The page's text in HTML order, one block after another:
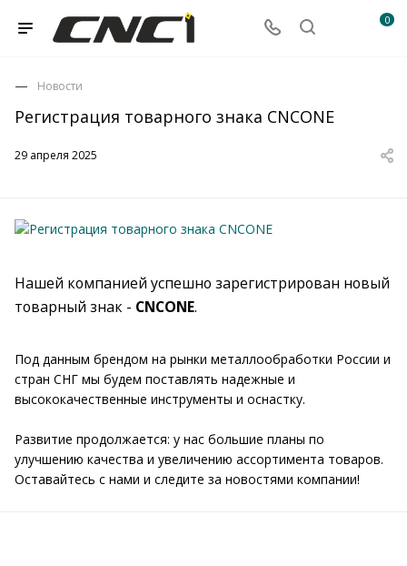
0
Регистрация товарного знака CNCONE
Новости
29 апреля 2025
Нашей компанией успешно зарегистрирован новый
товарный знак - CNCONE.
Под данным брендом на рынки металлообработки России и
стран СНГ мы будем поставлять надежные и
высококачественные инструменты и оснастку.
Развитие продолжается: у нас большие планы по
улучшению качества и увеличению ассортимента товаров.
Оставайтесь с нами и следите за новостями компании!